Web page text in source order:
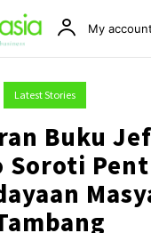
My account
Latest Stories
Buku
Soroti